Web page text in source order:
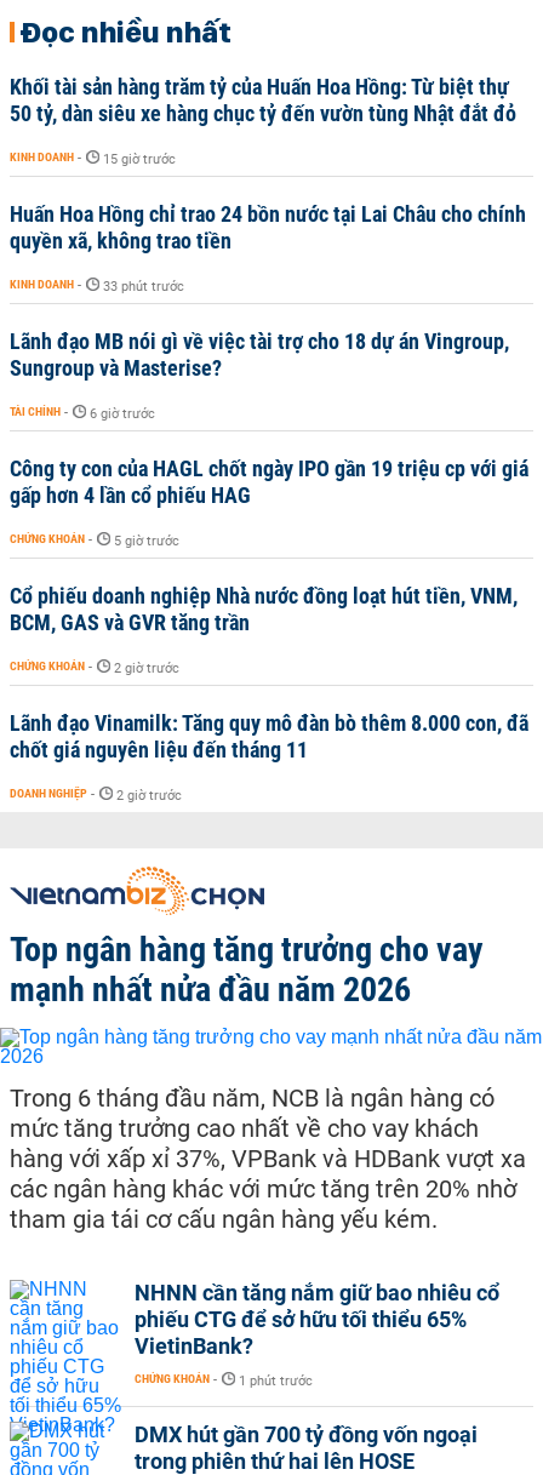
Đọc nhiều nhất
Khối tài sản hàng trăm tỷ của Huấn Hoa Hồng: Từ biệt thự
50 tỷ, dàn siêu xe hàng chục tỷ đến vườn tùng Nhật đắt đỏ
KINH DOANH - 15 giờ trước
Huấn Hoa Hồng chỉ trao 24 bồn nước tại Lai Châu cho chính
quyền xã, không trao tiền
KINH DOANH - 33 phút trước
Lãnh đạo MB nói gì về việc tài trợ cho 18 dự án Vingroup,
Sungroup và Masterise?
TÀI CHÍNH - 6 giờ trước
Công ty con của HAGL chốt ngày IPO gần 19 triệu cp với giá
gấp hơn 4 lần cổ phiếu HAG
CHỨNG KHOÁN - 5 giờ trước
Cổ phiếu doanh nghiệp Nhà nước đồng loạt hút tiền, VNM,
BCM, GAS và GVR tăng trần
CHỨNG KHOÁN - 2 giờ trước
Lãnh đạo Vinamilk: Tăng quy mô đàn bò thêm 8.000 con, đã
chốt giá nguyên liệu đến tháng 11
DOANH NGHIỆP - 2 giờ trước
Top ngân hàng tăng trưởng cho vay
mạnh nhất nửa đầu năm 2026
Trong 6 tháng đầu năm, NCB là ngân hàng có
mức tăng trưởng cao nhất về cho vay khách
hàng với xấp xỉ 37%, VPBank và HDBank vượt xa
các ngân hàng khác với mức tăng trên 20% nhờ
tham gia tái cơ cấu ngân hàng yếu kém.
NHNN cần tăng nắm giữ bao nhiêu cổ
phiếu CTG để sở hữu tối thiểu 65%
VietinBank?
CHỨNG KHOÁN - 1 phút trước
DMX hút gần 700 tỷ đồng vốn ngoại
trong phiên thứ hai lên HOSE